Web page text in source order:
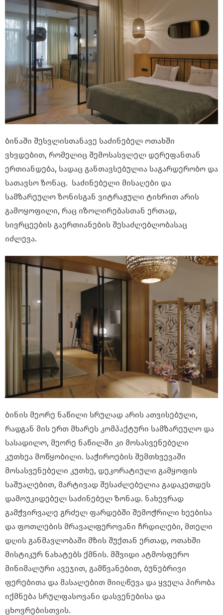
ბინაში შესვლისთანავე საძინებელ ოთახში
ვხვდებით, რომელიც შემოსასვლელ დერეფანთან
ერთიანდება, სადაც განთავსებულია საგარდერობო და
სათავსო ზონაც. საძინებელი მისაღები და
სამზარეულო ზონისგან ვიტრაჟული ტიხრით არის
გამოყოფილი, რაც იზოლირებასთან ერთად,
სივრცეების გაერთიანების შესაძლებლობასაც
იძლევა.
ბინის მეორე ნაწილი სრულად არის ათვისებული,
რადგან მის ერთ მხარეს კომპაქტური სამზარეულო და
სასადილო, მეორე ნაწილში კი მოსასვენებელი
კუთხეა მოწყობილი. საჭიროების შემთხვევაში
მოსასვენებელი კუთხე, დეკორატიული გამყოფის
საშუალებით, მარტივად შესაძლებელია გადაკეთდეს
დამოუკიდებელ საძინებელ ზონად. ნახევრად
გამჭვირვალე გრძელ ფარდებში შემოჭრილი ხეებისა
და ფოთლების მრავალფეროვანი ჩრდილები, მთელი
დღის განმავლობაში მზის შუქთან ერთად, ოთახში
მისტიკურ ნახატებს ქმნის. მშვიდი ატმოსფერო
მინიმალური ავეჯით, გამწვანებით, ბუნებრივი
ფერებითა და მასალებით მიიღწევა და ყველა პირობა
იქმნება სრულფასოვანი დასვენებისა და
ცხოვრებისთვის.